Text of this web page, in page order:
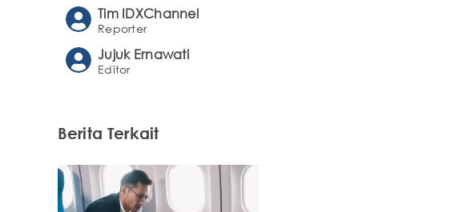
Tim IDXChannel
Reporter
Jujuk Ernawati
Editor
Berita Terkait